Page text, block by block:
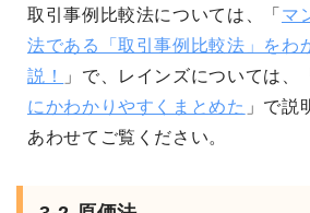
取引事例比較法については、「 マ
法である「取引事例比較法」をわ
説！
」で、レインズについては、「
にかわかりやすくまとめた 」で説
あわせてご覧ください。